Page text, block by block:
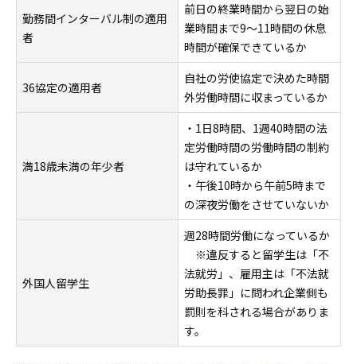
勤務間インターバル制の適用
者
前日の終業時間から翌日の始
業時間まで9～11時間の休息
時間が確保できているか
36協定の適用者
自社の労使協定で決めた時間
外労働時間に収まっているか
満18歳未満の年少者
・1日8時間、1週40時間の法
定労働時間の労働時間の制約
は守れているか
・午後10時から午前5時まで
の深夜労働をさせていないか
外国人留学生
週28時間労働になっているか
※違反すると留学生は「不
法就労」、雇用主は「不法就
労助長罪」に問われ企業側も
罰則を科される場合がありま
す。